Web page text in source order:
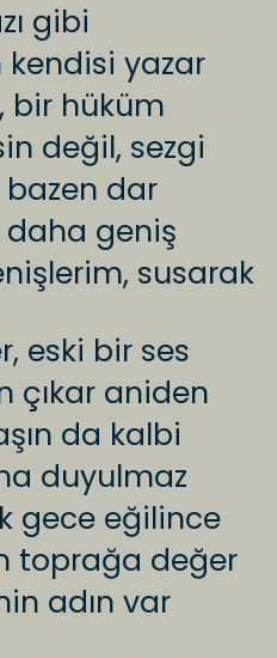
gibi
yazar
bir hüküm
değil, sezgi
bazen dar
geniş
susarak
eski bir ses
çıkar aniden
da kalbi
duyulmaz
gece eğilince
toprağa değer
adın var